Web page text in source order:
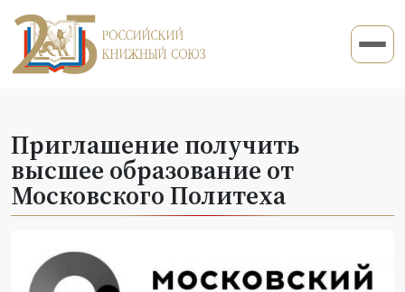
Приглашение получить
высшее образование от
Московского Политеха